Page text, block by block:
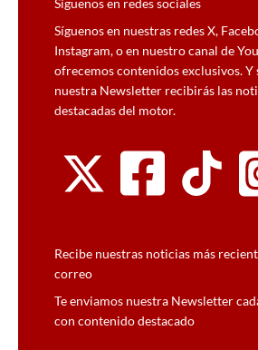
Síguenos en nuestras redes X,
Instagram, o en nuestro canal de
ofrecemos contenidos exclusivos. Y
nuestra Newsletter recibirás las
destacadas del motor.
Recibe nuestras noticias más
correo
Te enviamos nuestra Newsletter
con contenido destacado